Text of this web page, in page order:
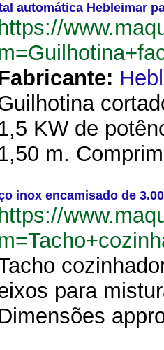
automática Hebleimar
https://
KW de
m.
inox encamisado de
https://
para